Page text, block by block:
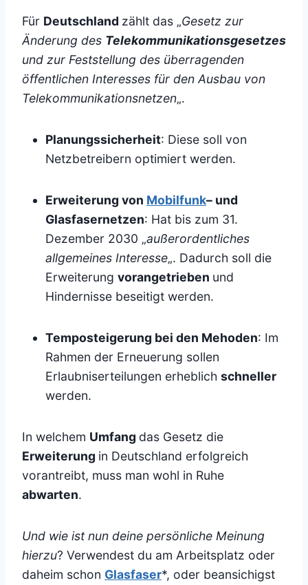
Für Deutschland zählt das „Gesetz zur
Änderung des Telekommunikationsgesetzes
und zur Feststellung des überragenden
öffentlichen Interesses für den Ausbau von
Telekommunikationsnetzen„.
Planungssicherheit: Diese soll von
Netzbetreibern optimiert werden.
Erweiterung von Mobilfunk– und
Glasfasernetzen: Hat bis zum 31.
Dezember 2030 „außerordentliches
allgemeines Interesse„. Dadurch soll die
Erweiterung vorangetrieben und
Hindernisse beseitigt werden.
Temposteigerung bei den Mehoden: Im
Rahmen der Erneuerung sollen
Erlaubniserteilungen erheblich schneller
werden.
In welchem Umfang das Gesetz die
Erweiterung in Deutschland erfolgreich
vorantreibt, muss man wohl in Ruhe
abwarten.
Und wie ist nun deine persönliche Meinung
hierzu? Verwendest du am Arbeitsplatz oder
daheim schon Glasfaser*, oder beansichigst